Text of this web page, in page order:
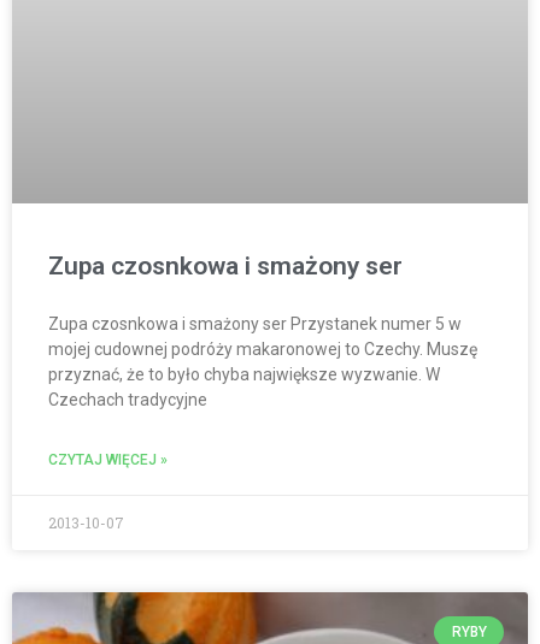
Zupa czosnkowa i smażony ser
Zupa czosnkowa i smażony ser Przystanek numer 5 w
mojej cudownej podróży makaronowej to Czechy. Muszę
przyznać, że to było chyba największe wyzwanie. W
Czechach tradycyjne
CZYTAJ WIĘCEJ »
2013-10-07
RYBY